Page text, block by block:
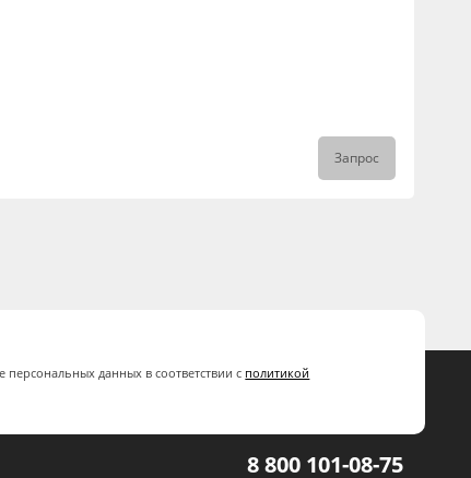
Запрос
данных в соответствии с политикой
8 800 101-08-75